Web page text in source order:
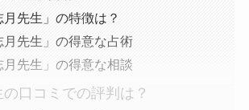
月先生」の特徴は？
月先生」の得意な占術
月先生」の得意な相談
口コミでの評判は？